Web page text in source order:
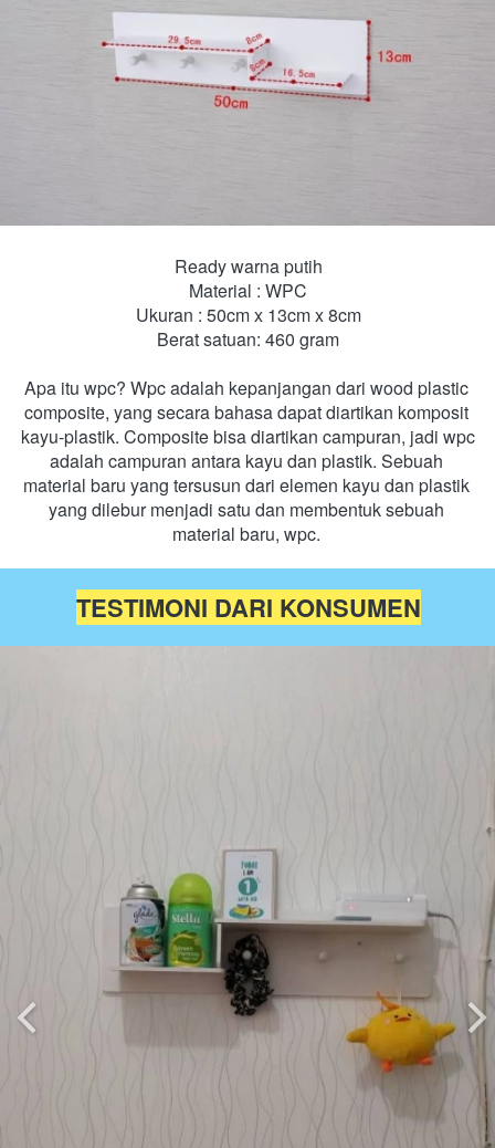
Ready warna putih
Material : WPC
Ukuran : 50cm x 13cm x 8cm
Berat satuan: 460 gram
Apa itu wpc? Wpc adalah kepanjangan dari wood plastic
composite, yang secara bahasa dapat diartikan komposit
kayu-plastik. Composite bisa diartikan campuran, jadi wpc
adalah campuran antara kayu dan plastik. Sebuah
material baru yang tersusun dari elemen kayu dan plastik
yang dilebur menjadi satu dan membentuk sebuah
material baru, wpc.
TESTIMONI DARI KONSUMEN